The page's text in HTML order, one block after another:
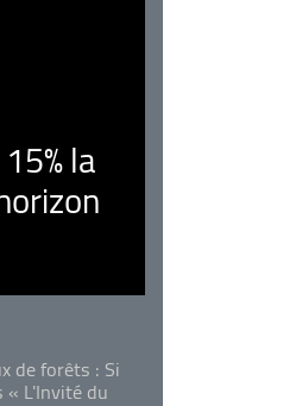
la
de forêts : Si
« L'Invité du